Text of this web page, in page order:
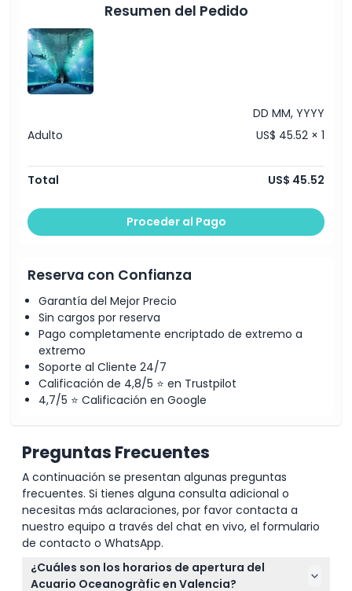
Ubicación
Código de Vestimenta
Política de Cancelación
Resumen del Pedido
DD MM, YYYY
Adulto
US$ 45.52 × 1
Total US$ 45.52
Proceder al Pago
Reserva con Confianza
Garantía del Mejor Precio
Sin cargos por reserva
Pago completamente encriptado de extremo a
extremo
Soporte al Cliente 24/7
Calificación de 4,8/5 ⭐ en Trustpilot
4,7/5 ⭐ Calificación en Google
Preguntas Frecuentes
A continuación se presentan algunas preguntas
frecuentes. Si tienes alguna consulta adicional o
necesitas más aclaraciones, por favor contacta a
nuestro equipo a través del chat en vivo, el formulario
de contacto o WhatsApp.
¿Cuáles son los horarios de apertura del
Acuario Oceanogràfic en Valencia?